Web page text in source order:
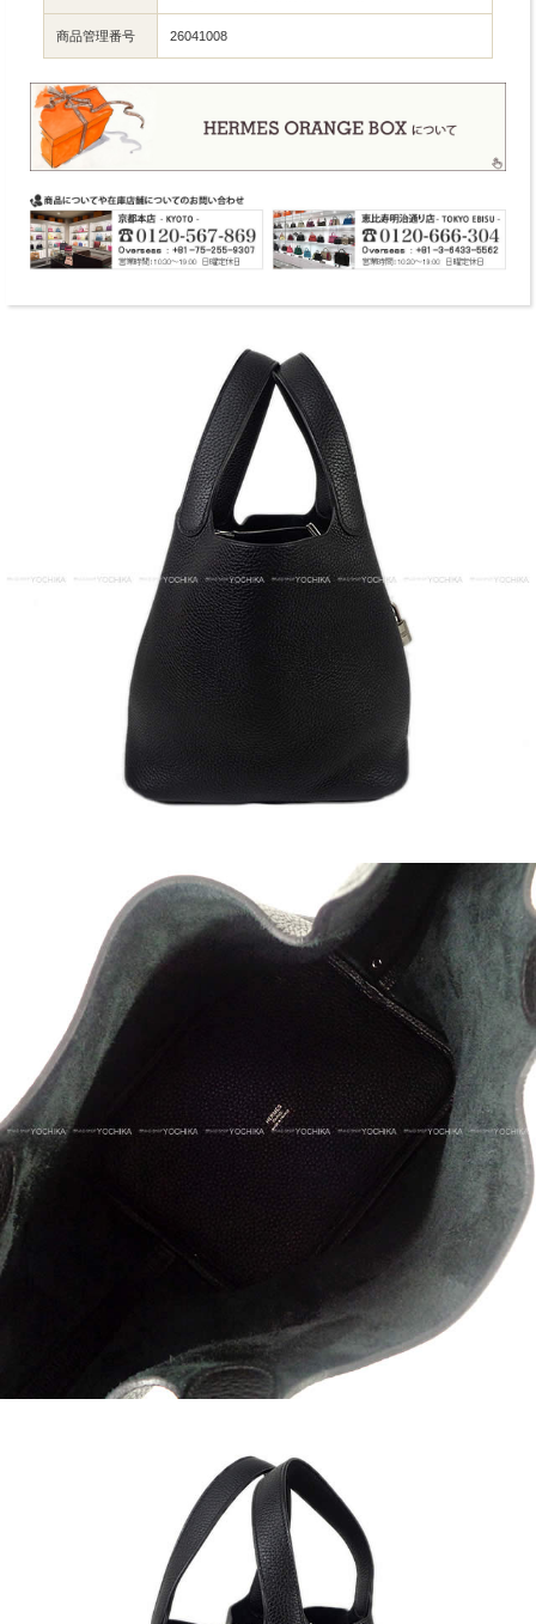
商品管理番号 26041008